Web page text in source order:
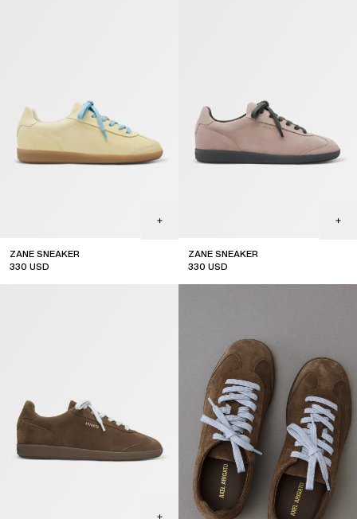
ZANE SNEAKER
330 USD
ZANE SNEAKER
330 USD